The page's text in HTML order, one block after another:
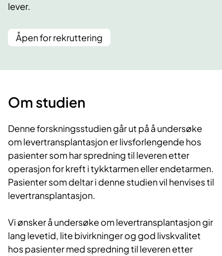
lever.
Åpen for rekruttering
Om studien
Denne forskningsstudien går ut på å undersøke
om levertransplantasjon er livsforlengende hos
pasienter som har spredning til leveren etter
operasjon for kreft i tykktarmen eller endetarmen.
Pasienter som deltar i denne studien vil henvises til
levertransplantasjon.
Vi ønsker å undersøke om levertransplantasjon gir
lang levetid, lite bivirkninger og god livskvalitet
hos pasienter med spredning til leveren etter